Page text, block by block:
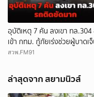
อุบัติเหตุ 7 คัน ลงเขา ทล.304
เข้า กทม. กู้ภัยเร่งช่วยผู้บาดเ
สวพ.FM91
ล่าสุดจาก สยามนิวส์